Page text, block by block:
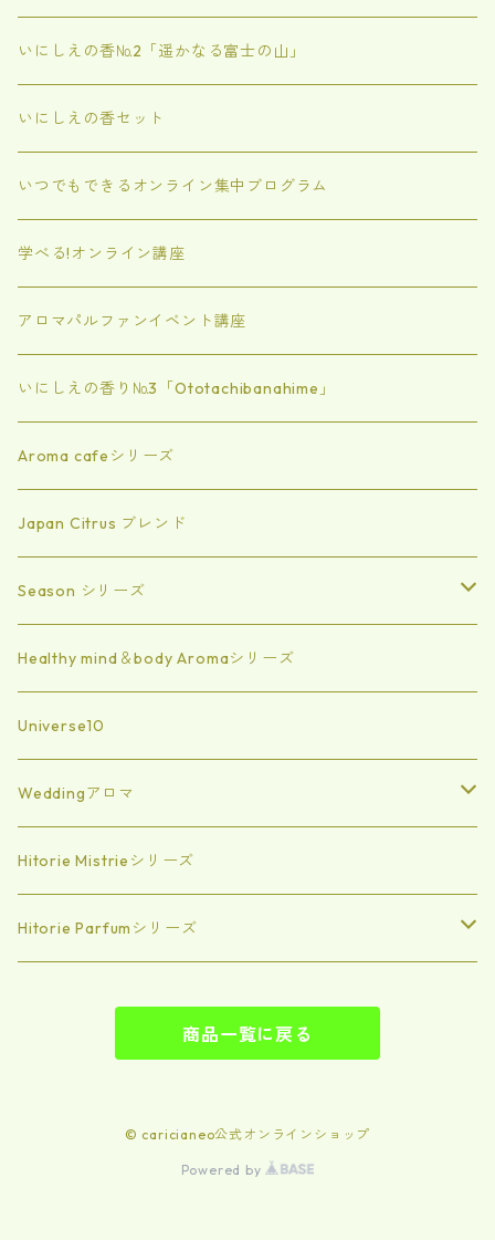
いにしえの香№2「遥かなる富士の山」
いにしえの香セット
いつでもできるオンライン集中ブログラム
学べる!オンライン講座
アロマパルファンイベント講座
いにしえの香り№3「Ototachibanahime」
Aroma cafeシリーズ
Japan Citrus ブレンド
Season シリーズ
Summer
spring
Autumn
Winter
Healthy mind＆body Aromaシリーズ
Universe10
Weddingアロマ
エッセンシャルオイル
エアミスト
Hitorie Mistrieシリーズ
Hitorie Parfumシリーズ
Luxe「特別なブレンド」
Signature「世界で一つあなただけの香」
商品一覧に戻る
© caricianeo公式オンラインショップ
Powered by